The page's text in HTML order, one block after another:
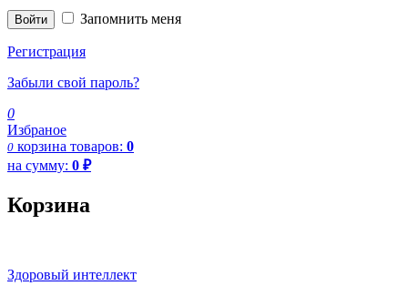
Войти Запомнить меня
Регистрация
Забыли свой пароль?
0
Избраное
0 корзина товаров: 0
на сумму: 0 ₽
Корзина
Здоровый интеллект